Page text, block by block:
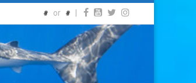
# or #